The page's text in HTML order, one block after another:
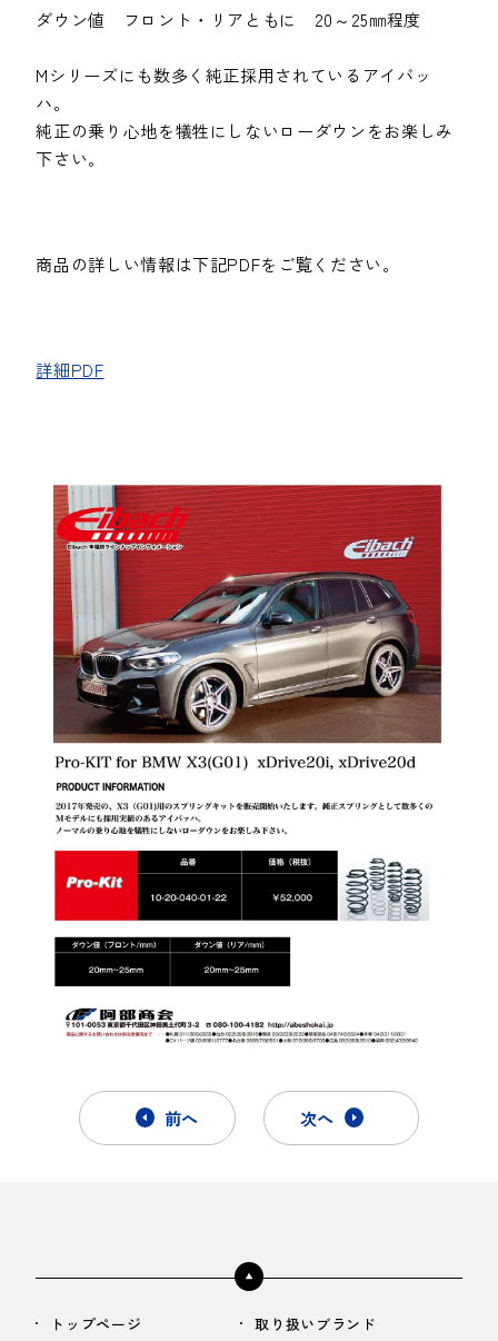
ダウン値 フロント・リアともに 20～25㎜程度
Mシリーズにも数多く純正採用されているアイバッ
ハ。
純正の乗り心地を犠牲にしないローダウンをお楽しみ
下さい。
商品の詳しい情報は下記PDFをご覧ください。
詳細PDF
前へ 次へ
トップページ
取り扱いブランド